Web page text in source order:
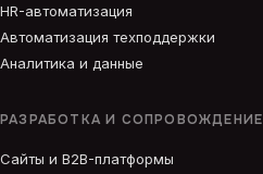
HR-автоматизация
Автоматизация техподдержки
Аналитика и данные
РАЗРАБОТКА И СОПРОВОЖДЕНИЕ
Сайты и B2B-платформы